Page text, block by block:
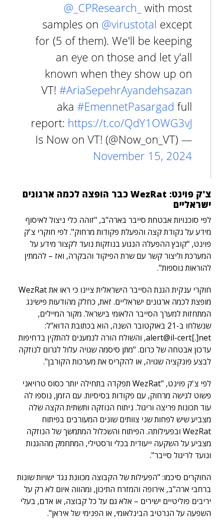
@_CPResearch_ with most
samples on @virustotal except
for (5 of them). We'll be keeping
an eye on those and let y'all
known when they show up on
VT! #AriaSepehrAyandehsazan
aka #EmennetPasargad full
report: https://t.co/QdY1OWG3vJ
— Is Now on VT! (@Now_on_VT)
November 15, 2024
צ'ק פוינט: WezRat כבר הופצה לכמה ארגונים
ישראליים
לפי סוכנויות אבטחת סייבר בארה"ב, "זוהה כלי ניצול לאיסוף
מידע על נקודת קצה והפעלת פקודות מרחוק". לפי חוקרי צ'ק
פוינט, "קובץ ההפעלה הנגוע בנוזקות נועד לקצור מידע על
המערכת וליצור קשר עם שרת הפיקוד והבקרה, ואז – להמתין
להוראות נוספות".
חוקרי ענקית הגנת הסייבר הישראלית ציינו כי ראו את WezRat
מופצת לכמה ארגונים ישראליים. זאת, כחלק מהודעות פישינג
המתחזות למערך הסייבר הלאומי בישראל. מקור המיילים,
שנשלחו ב-21 באוקטובר השנה, הוא בכתובת הדוא"ל:
alert@il-cert[.]net, והשולח הורה לנמענים להתקין בדחיפות
עדכון אבטחה של כרום. "מתן סיסמה שגויה עלול לגרום לנוזקה
לבצע פונקציה שגויה, או להקריס את מערכות הקורבן".
לפי צ'ק פוינט, "WezRat תפקדה בתחילה יותר כסוס טרויאני
פשוט לגישה מרחוק, עם פקודות בסיסיות. עם הזמן, נוספו לה
עוד תכונות פריצה וריגול. ניתוח הנוזקה ותשתית הקצה שלה
מצביע שיש לפחות שני צוותים שונים המעורבים בפיתוח
WezRat ובפעילותה. הפיתוח והשכלול המתמשך של הנוזקה
מצביע על השקעה ייעודית בכלי ורסטילי, המתחמק מההגנות
ונועד לריגול סייבר".
החוקרים סיכמו: "הפעילות של הקבוצה מכוונת נגד ישויות שונות
ברחבי ארה"ב, אירופה והמזרח התיכון, ומהווה איום לא רק על
יריבים פוליטיים ישירים – אלא גם על כל קבוצה, או אדם, בעלי
השפעה על הנרטיב הבינלאומי, או הפנימי של איראן".